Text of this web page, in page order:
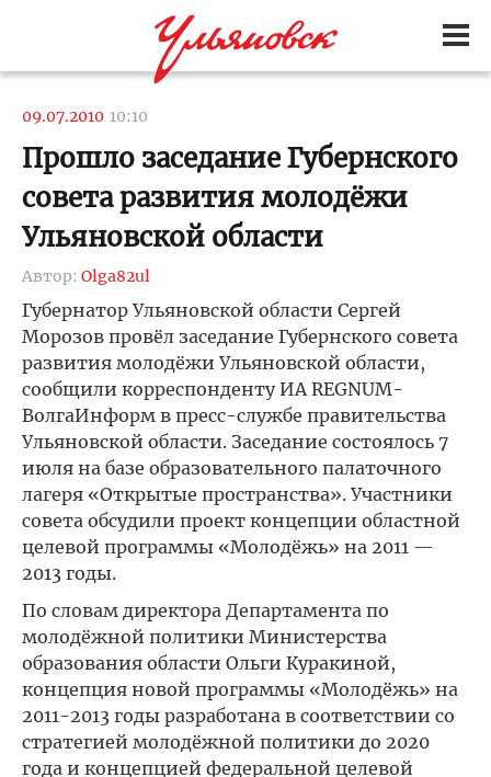
09.07.2010 10:10
Прошло заседание Губернского
совета развития молодёжи
Ульяновской области
Автор: Olga82ul
Губернатор Ульяновской области Сергей
Морозов провёл заседание Губернского совета
развития молодёжи Ульяновской области,
сообщили корреспонденту ИА REGNUM-
ВолгаИнформ в пресс-службе правительства
Ульяновской области. Заседание состоялось 7
июля на базе образовательного палаточного
лагеря «Открытые пространства». Участники
совета обсудили проект концепции областной
целевой программы «Молодёжь» на 2011 —
2013 годы.
По словам директора Департамента по
молодёжной политики Министерства
образования области Ольги Куракиной,
концепция новой программы «Молодёжь» на
2011-2013 годы разработана в соответствии со
стратегией молодёжной политики до 2020
года и концепцией федеральной целевой